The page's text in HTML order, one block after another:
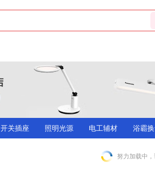
开关插座 照明光源 电工辅材 浴霸
努力加载中